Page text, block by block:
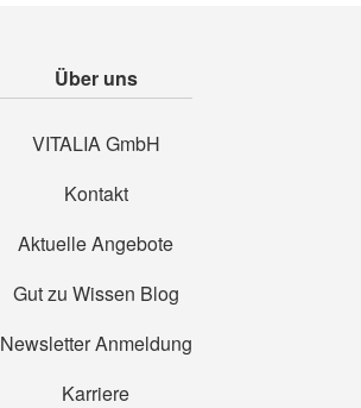
Über uns
VITALIA GmbH
Kontakt
Aktuelle Angebote
Gut zu Wissen Blog
Newsletter Anmeldung
Karriere